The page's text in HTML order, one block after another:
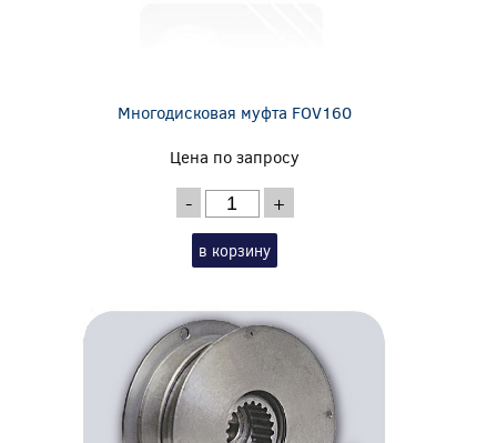
Многодисковая муфта FOV160
Цена по запросу
- +
в корзину